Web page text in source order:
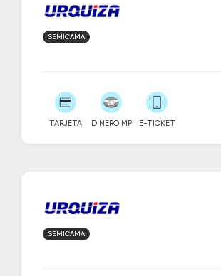
SEMICAMA
TARJETA DINERO MP E-TICKET
SEMICAMA